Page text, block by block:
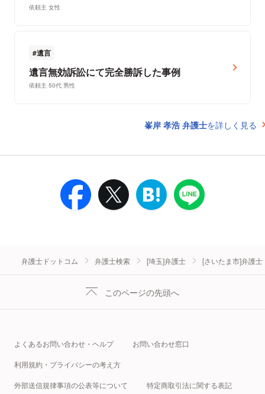
依頼主 女性
遺言
遺言無効訴訟にて完全勝訴した事例
依頼主 50代 男性
峯岸 孝浩 弁護士を詳しく見る
弁護士ドットコム 弁護士検索 [埼玉]弁護士 [さいたま市]弁護士
このページの先頭へ
よくあるお問い合わせ・ヘルプ お問い合わせ窓口
利用規約・プライバシーの考え方
外部送信規律事項の公表等について 特定商取引法に関する表記